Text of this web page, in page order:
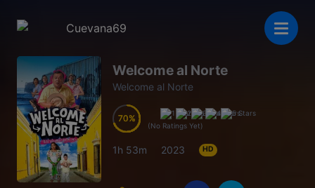
Welcome al Norte
Welcome al Norte
70
70
70
70
(No Ratings Yet)
1h 53m 2023 HD